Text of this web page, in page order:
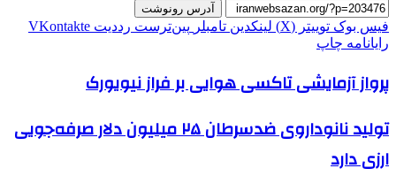
آدرس رونوشت
فیس بوک توییتر (X) لینکدین ‫تامبلر ‫پین‌ترست ‫رددیت ‫VKontakte
رایانامه چاپ
پرواز آزمایشی تاکسی هوایی بر فراز نیویورک
تولید نانوداروی ضدسرطان ۲۵ میلیون دلار صرفه‌جویی
ارزی دارد